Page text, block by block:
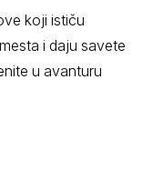
koji ističu
i daju savete
u avanturu